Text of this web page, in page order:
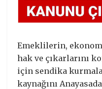
Emeklilerin,
hak ve çıkarlarını
için sendika
kaynağını